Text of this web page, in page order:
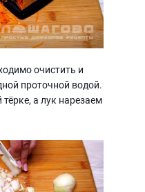
очистить и
проточной водой.
а лук нарезаем